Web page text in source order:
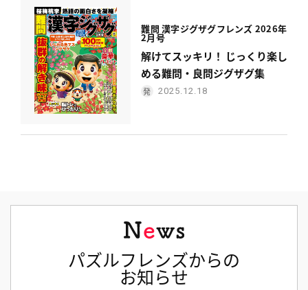
難問 漢字ジグザグフレンズ 2026年
2月号
解けてスッキリ！ じっくり楽し
める難問・良問ジグザグ集
2025.12.18
パズルフレンズからの
お知らせ